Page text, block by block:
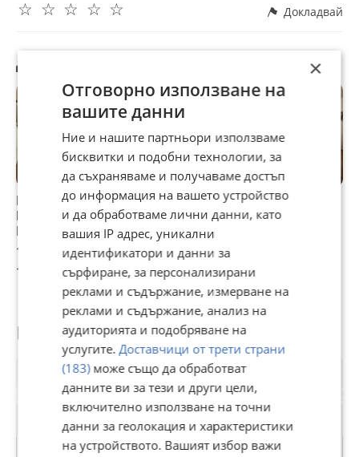
☆
☆
☆
☆
☆ Докладвай
Другите търсят също
Продава ЕТАЖ ОТ
КЪЩА, гр. Русе,
Родина 3
100 000 €
195 583 лв
Продава ЕТАЖ ОТ
КЪЩА, гр.
Силистра, Център
170 000 €
332 491,10 лв
Продава ЕТАЖ ОТ
КЪЩА, гр. Ямбол,
346 181,91 лв
Потребител
×
Отговорно използване на
вашите данни
Ние и нашите партньори използваме
бисквитки и подобни технологии, за
да съхраняваме и получаваме достъп
до информация на вашето устройство
и да обработваме лични данни, като
вашия IP адрес, уникални
идентификатори и данни за
сърфиране, за персонализирани
реклами и съдържание, измерване на
реклами и съдържание, анализ на
аудиторията и подобряване на
услугите. Доставчици от трети страни
(183)може също да обработват
данните ви за тези и други цели,
включително използване на точни
данни за геолокация и характеристики
на устройството. Вашият избор важи